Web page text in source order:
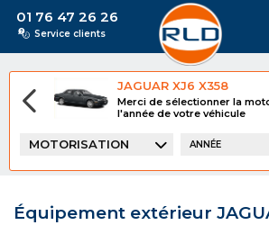
01 76 47 26 26
Service clients
JAGUAR XJ6 X358
Merci de sélectionner la
l'année de votre véhicule
MOTORISATION ANNÉE
Équipement extérieur